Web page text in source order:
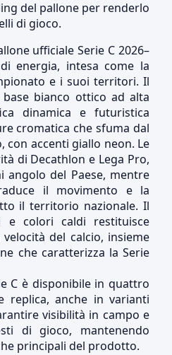
del pallone per renderlo
di gioco.
ufficiale Serie C 2026–
energia, intesa come la
e i suoi territori. Il
bianco ottico ad alta
dinamica e futuristica
cromatica che sfuma dal
con accenti giallo neon. Le
di Decathlon e Lega Pro,
angolo del Paese, mentre
il movimento e la
il territorio nazionale. Il
colori caldi restituisce
del calcio, insieme
che caratterizza la Serie
C è disponibile in quattro
anche in varianti
visibilità in campo e
di gioco, mantenendo
principali del prodotto.